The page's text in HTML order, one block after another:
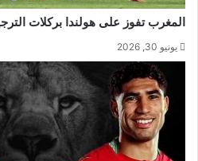
المغرب تفوز على هولندا بركلات
يونيو 30, 2026